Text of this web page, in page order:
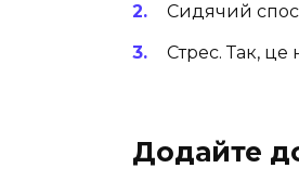
Сидячий
Стрес. Так, це
Додайте